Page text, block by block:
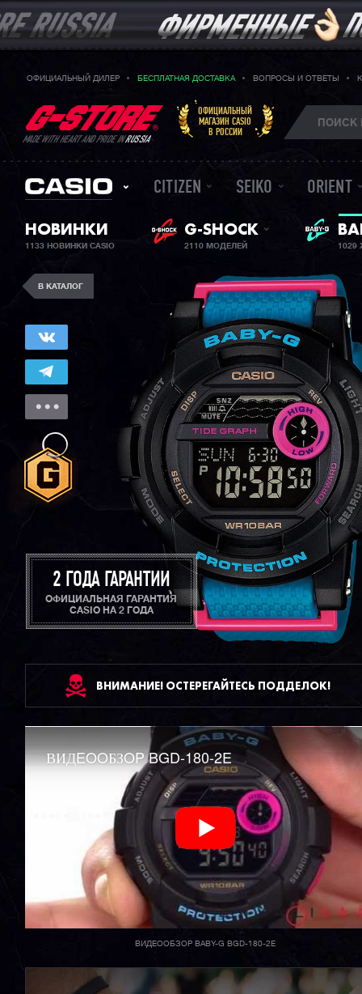
ОФИЦИАЛЬНЫЙ ДИЛЕР БЕСПЛАТНАЯ ДОСТАВКА ВОПРОСЫ И ОТВЕТЫ
MADE WITH HEART AND PRIDE INRUSSIA
ОФИЦИАЛЬНЫЙ
МАГАЗИН CASIO
В РОССИИ
CITIZEN SEIKO ORIENT
НОВИНКИ
1133 НОВИНКИ CASIO
G-SHOCK
2110 МОДЕЛЕЙ 1029
В КАТАЛОГ
2 ГОДА ГАРАНТИИ
ОФИЦИАЛЬНАЯ ГАРАНТИЯ
CASIO НА 2 ГОДА
ВНИМАНИЕ! ОСТЕРЕГАЙТЕСЬ ПОДДЕЛОК!
ВИДEOOБЗOP BGD-180-2E
ВИДЕООБЗОР BABY-G BGD-180-2E